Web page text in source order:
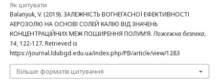
Як цитувати
Balanyuk, V. (2019). ЗАЛЕЖНІСТЬ ВОГНЕГАСНОЇ ЕФЕКТИВНОСТІ
АЕРОЗОЛЮ НА ОСНОВІ СОЛЕЙ КАЛІЮ ВІД ЗНАЧЕНЬ
КОНЦЕНТРАЦІЙНИХ МЕЖ ПОШИРЕННЯ ПОЛУМ’Я. Пожежна безпека,
14, 122-127. Retrieved із
https://journal.ldubgd.edu.ua/index.php/PB/article/view/1283
Більше форматів цитування